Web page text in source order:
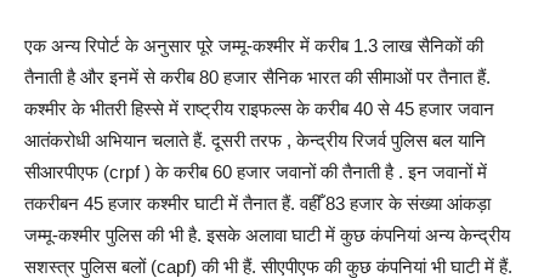
एक अन्य रिपोर्ट के अनुसार पूरे जम्मू-कश्मीर में करीब 1.3 लाख सैनिकों की
तैनाती है और इनमें से करीब 80 हजार सैनिक भारत की सीमाओं पर तैनात हैं.
कश्मीर के भीतरी हिस्से में राष्ट्रीय राइफल्स के करीब 40 से 45 हजार जवान
आतंकरोधी अभियान चलाते हैं. दूसरी तरफ , केन्द्रीय रिजर्व पुलिस बल यानि
सीआरपीएफ (crpf ) के करीब 60 हजार जवानों की तैनाती है . इन जवानों में
तकरीबन 45 हजार कश्मीर घाटी में तैनात हैं. वहीँ 83 हजार के संख्या आंकड़ा
जम्मू-कश्मीर पुलिस की भी है. इसके अलावा घाटी में कुछ कंपनियां अन्य केन्द्रीय
सशस्त्र पुलिस बलों (capf) की भी हैं. सीएपीएफ की कुछ कंपनियां भी घाटी में हैं.